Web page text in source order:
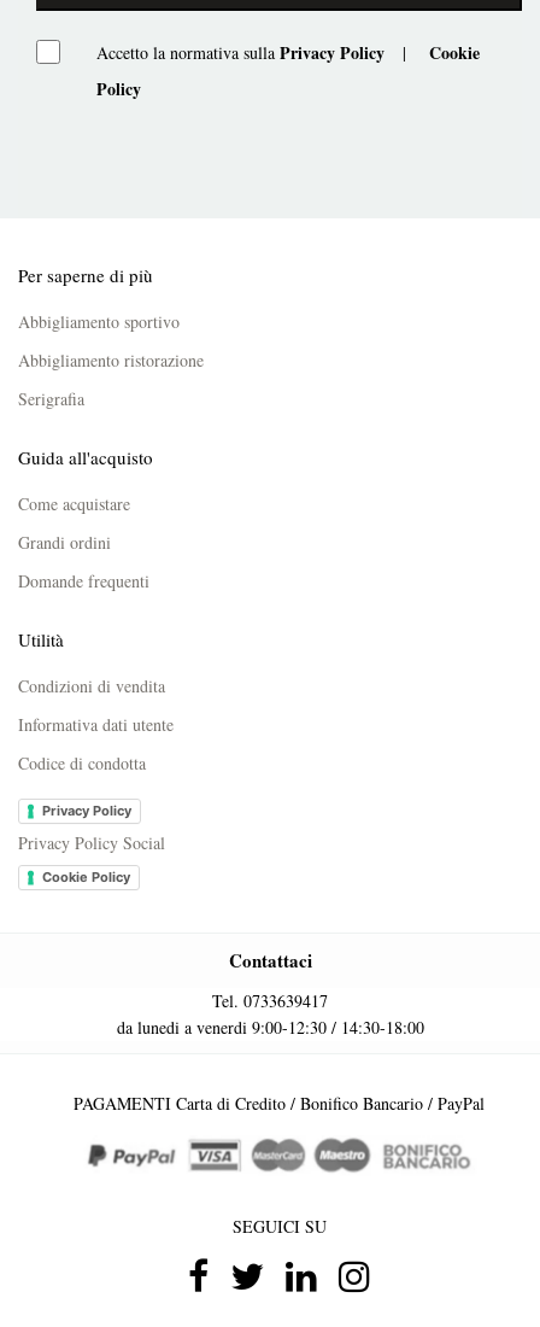
Accetto la normativa sulla Privacy Policy |
Cookie
Policy
Per saperne di più
Abbigliamento sportivo
Abbigliamento ristorazione
Serigrafia
Guida all'acquisto
Come acquistare
Grandi ordini
Domande frequenti
Utilità
Condizioni di vendita
Informativa dati utente
Codice di condotta
Privacy Policy
Privacy Policy Social
Cookie Policy
Contattaci
Tel. 0733639417
da lunedi a venerdi 9:00-12:30 / 14:30-18:00
PAGAMENTI Carta di Credito / Bonifico Bancario / PayPal
SEGUICI SU